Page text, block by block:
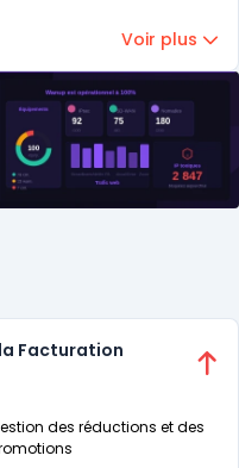
Voir plus
Facturation
des réductions et des